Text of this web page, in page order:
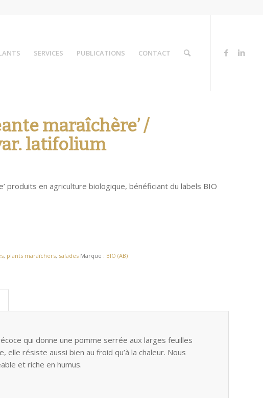
SERVICES PUBLICATIONS CONTACT
maraîchère’ /
latifolium
produits en agriculture biologique, bénéficiant du labels BIO
, plants maraîchers, salades Marque : BIO (AB)
qui donne une pomme serrée aux larges feuilles
elle résiste aussi bien au froid qu’à la chaleur. Nous
et riche en humus.